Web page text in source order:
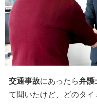
交通事故にあったら弁護
て聞いたけど、どのタ